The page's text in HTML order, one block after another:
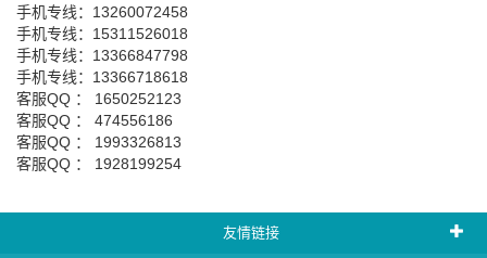
手机专线：13260072458
手机专线：15311526018
手机专线：13366847798
手机专线：13366718618
客服QQ ： 1650252123
客服QQ ： 474556186
客服QQ ： 1993326813
客服QQ ： 1928199254
友情链接